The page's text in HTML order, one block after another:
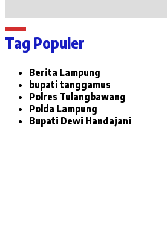
Tag Populer
Berita Lampung
bupati tanggamus
Polres Tulangbawang
Polda Lampung
Bupati Dewi Handajani